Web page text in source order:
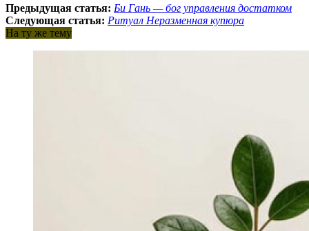
Предыдущая статья: Би Гань — бог управления достатком
Следующая статья: Ритуал Неразменная купюра
На ту же тему